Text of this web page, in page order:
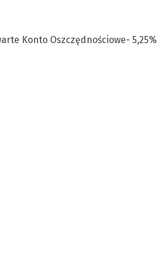
Konto Oszczędnościowe- 5,25%